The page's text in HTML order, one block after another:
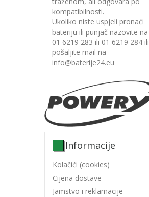
kompatibilnosti.
Ukoliko niste uspjeli pronaći
bateriju ili punjač nazovite na
01 6219 283 ili 01 6219 284 ili
pošaljite mail na
info@baterije24.eu
Informacije
Kolačići (cookies)
Cijena dostave
Jamstvo i reklamacije